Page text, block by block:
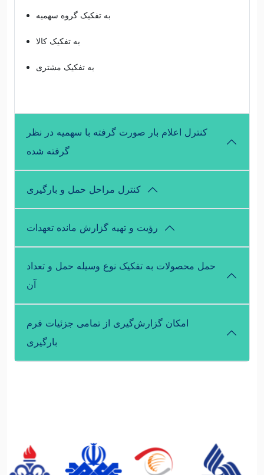
به تفکیک گروه سهمیه
به تفکیک کالا
به تفکیک مشتری
کنترل اعلام بار صورت گرفته با سهمیه در نظر
گرفته شده
کنترل مراحل حمل و بارگیری
رؤیت و تهیه گزارش مانده تعهدات
حمل محصولات به تفکیک نوع وسیله حمل و تعداد
آن
امکان گزارش‌گیری از تمامی جزئیات فرم
بارگیری